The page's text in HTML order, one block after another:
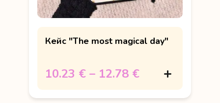
Кейс "The most magical day"
10.23 € – 12.78 €